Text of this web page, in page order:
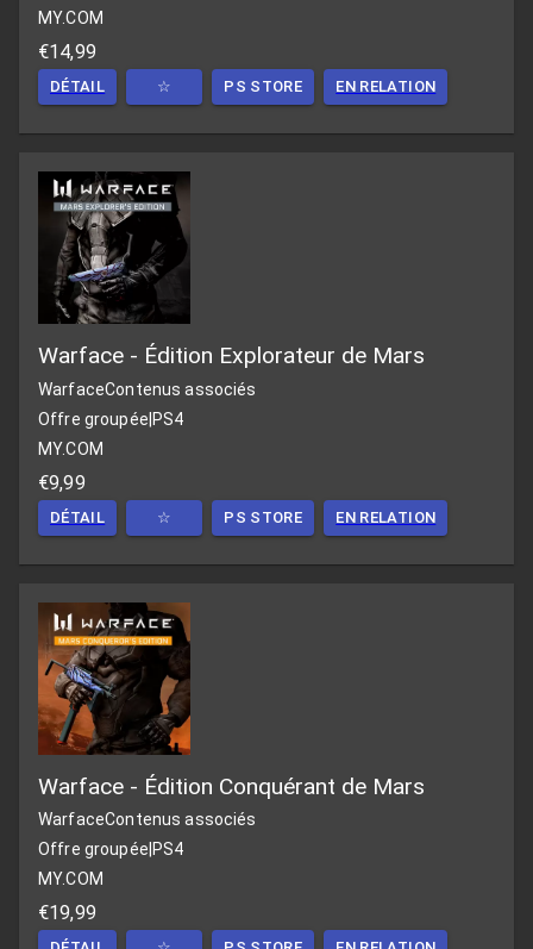
MY.COM
€14,99
DÉTAIL ☆ PS STORE EN RELATION
Warface - Édition Explorateur de Mars
WarfaceContenus associés
Offre groupée PS4
MY.COM
€9,99
DÉTAIL ☆ PS STORE EN RELATION
Warface - Édition Conquérant de Mars
WarfaceContenus associés
Offre groupée PS4
MY.COM
€19,99